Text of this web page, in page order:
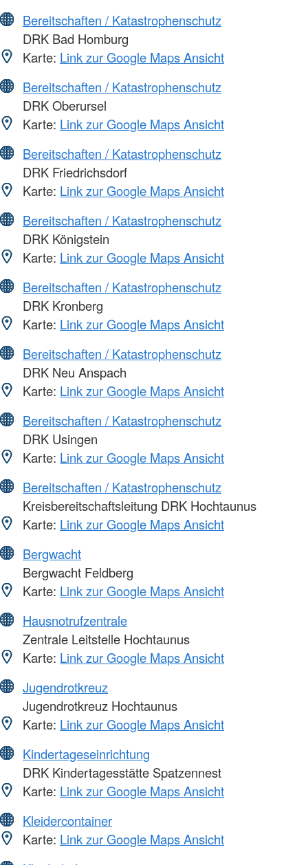
Bereitschaften / Katastrophenschutz
DRK Bad Homburg
Karte: Link zur Google Maps Ansicht
Bereitschaften / Katastrophenschutz
DRK Oberursel
Karte: Link zur Google Maps Ansicht
Bereitschaften / Katastrophenschutz
DRK Friedrichsdorf
Karte: Link zur Google Maps Ansicht
Bereitschaften / Katastrophenschutz
DRK Königstein
Karte: Link zur Google Maps Ansicht
Bereitschaften / Katastrophenschutz
DRK Kronberg
Karte: Link zur Google Maps Ansicht
Bereitschaften / Katastrophenschutz
DRK Neu Anspach
Karte: Link zur Google Maps Ansicht
Bereitschaften / Katastrophenschutz
DRK Usingen
Karte: Link zur Google Maps Ansicht
Bereitschaften / Katastrophenschutz
Kreisbereitschaftsleitung DRK Hochtaunus
Karte: Link zur Google Maps Ansicht
Bergwacht
Bergwacht Feldberg
Karte: Link zur Google Maps Ansicht
Hausnotrufzentrale
Zentrale Leitstelle Hochtaunus
Karte: Link zur Google Maps Ansicht
Jugendrotkreuz
Jugendrotkreuz Hochtaunus
Karte: Link zur Google Maps Ansicht
Kindertageseinrichtung
DRK Kindertagesstätte Spatzennest
Karte: Link zur Google Maps Ansicht
Kleidercontainer
Karte: Link zur Google Maps Ansicht